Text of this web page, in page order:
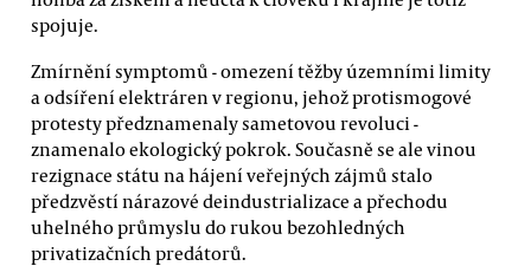
spojuje.
Zmírnění symptomů - omezení těžby územními limity
a odsíření elektráren v regionu, jehož protismogové
protesty předznamenaly sametovou revoluci -
znamenalo ekologický pokrok. Současně se ale vinou
rezignace státu na hájení veřejných zájmů stalo
předzvěstí nárazové deindustrializace a přechodu
uhelného průmyslu do rukou bezohledných
privatizačních predátorů.